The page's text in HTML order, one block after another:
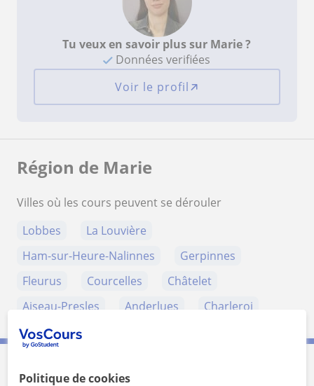
Tu veux en savoir plus sur Marie ?
Données verifiées
Voir le profil
Région de Marie
Villes où les cours peuvent se dérouler
Lobbes
La Louvière
Ham-sur-Heure-Nalinnes
Gerpinnes
Fleurus
Courcelles
Châtelet
Aiseau-Presles
Anderlues Charleroi
Contactez Marie
Politique de cookies